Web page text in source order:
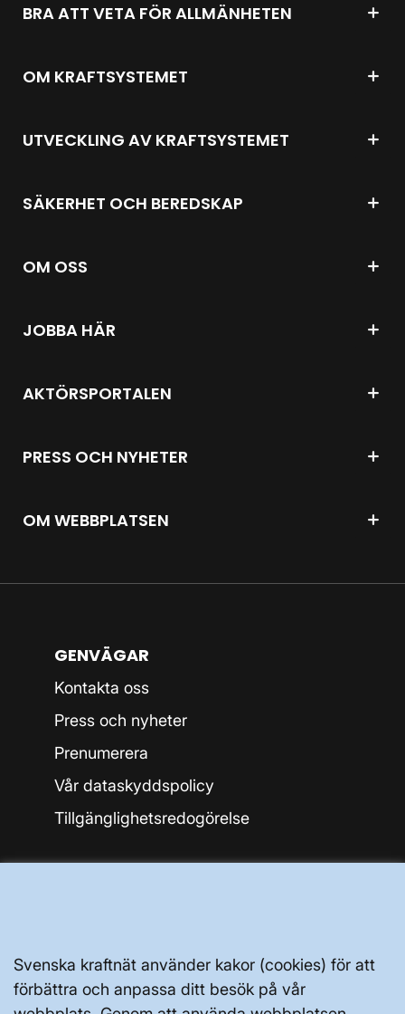
Svenska kraftnät använder kakor (cookies) för att
förbättra och anpassa ditt besök på vår
BRA ATT VETA FÖR ALLMÄNHETEN
OM KRAFTSYSTEMET
UTVECKLING AV KRAFTSYSTEMET
SÄKERHET OCH BEREDSKAP
OM OSS
JOBBA HÄR
AKTÖRSPORTALEN
PRESS OCH NYHETER
OM WEBBPLATSEN
Svenska kraftnät, Box 1200, 172 24
Sundbyberg
GENVÄGAR
Kontakta oss
Press och nyheter
Prenumerera
Vår dataskyddspolicy
Tillgänglighetsredogörelse